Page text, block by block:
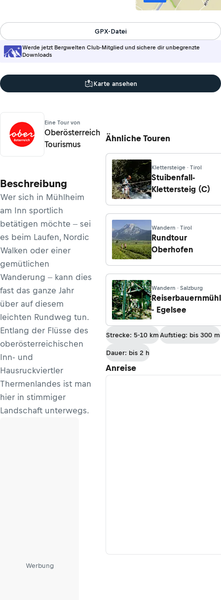
Werde jetzt Bergwelten Club-Mitglied und sichere dir unbegrenzte
Downloads
GPX-Datei
Karte ansehen
Eine Tour von
Oberösterreich
Tourismus
Beschreibung
Wer sich in Mühlheim
am Inn sportlich
betätigen möchte ‒ sei
es beim Laufen, Nordic
Walken oder einer
gemütlichen
Wanderung ‒ kann dies
fast das ganze Jahr
über auf diesem
leichten Rundweg tun.
Entlang der Flüsse des
oberösterreichischen
Inn- und
Hausruckviertler
Thermenlandes ist man
hier in stimmiger
Landschaft unterwegs.
Werbung
Ähnliche Touren
Klettersteige · Tirol
Stuibenfall-
Klettersteig (C)
Wandern · Tirol
Rundtour
Oberhofen
Wandern · Salzburg
- Egelsee
Strecke: 5-10 km Aufstieg: bis 300 m
Dauer: bis 2 h
Anreise